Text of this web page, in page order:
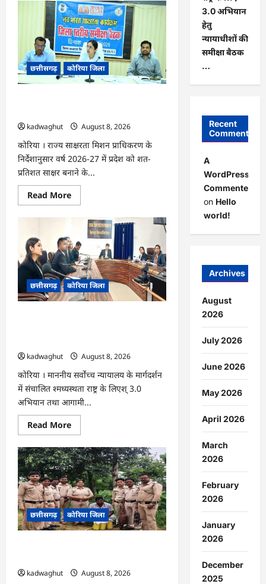
CG
:
कलेक्टर
के
मार्गदर्शन
में
छह
गांवों
तक
पहुंची
हस्तशिल्प
छत्तीसगढ़ कोरिया जिला
kadwaghut
August 8, 2026
कोरिया । राज्य साक्षरता मिशन प्राधिकरण के
निर्देशानुसार वर्ष 2026-27 में प्रदेश को शत-
प्रतिशत साक्षर बनाने के...
Read MoreRead
more
CG
अगस्त
को
जिलेभर
में
आयोजित
होगा
‘उल्लास
महा-
छत्तीसगढ़ कोरिया जिला
kadwaghut
August 8, 2026
कोरिया । माननीय सर्वाेच्च न्यायालय के मार्गदर्शन
में संचालित श्मध्यस्थता राष्ट्र के लिएश् 3.0
अभियान तथा आगामी...
Read MoreRead
more
CG
:
नेशनल
लोक
अदालत
एवं
‘मध्यस्थता
राष्ट्र
के
लिए‘
3.0
समीक्षा
छत्तीसगढ़ कोरिया जिला
kadwaghut
August 8, 2026
3.0 अभियान
हेतु
न्यायाधीशों की
समीक्षा बैठक
…
Recent
Comments
A
WordPress
Commenter
on Hello
world!
Archives
August
2026
July 2026
June 2026
May 2026
April 2026
March
2026
February
2026
January
2026
December
2025